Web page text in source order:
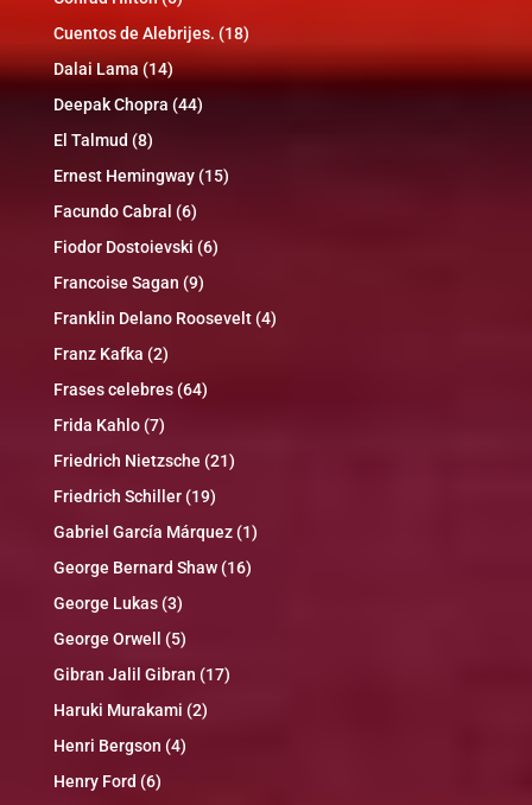
Cuentos de Alebrijes. (18)
Dalai Lama(14)
Deepak Chopra (44)
El Talmud (8)
Ernest Hemingway(15)
Facundo Cabral (6)
Fiodor Dostoievski (6)
Francoise Sagan (9)
Franklin Delano Roosevelt(4)
Franz Kafka (2)
Frases celebres(64)
Frida Kahlo(7)
Friedrich Nietzsche (21)
Friedrich Schiller(19)
Gabriel García Márquez(1)
George Bernard Shaw(16)
George Lukas(3)
George Orwell
(5)
Gibran Jalil Gibran (17)
Haruki Murakami (2)
Henri Bergson (4)
Henry Ford (6)